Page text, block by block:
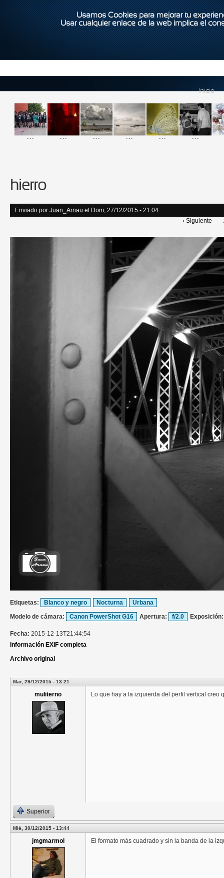
Usamos Cookies para mejorar tu
Usar cualquier enlace de la web implica el
Inicio
... ... ... ... ... ...
hierro
Enviado por Juan_Arnau el Dom, 27/12/2015 - 21:04
‹ Siguiente
Etiquetas: Blanco y negro Nocturna
Urbana
Modelo de cámara:
Canon PowerShot G16 Apertura: f/2.0
Fecha: 2015-12-13T21:44:54
Información EXIF completa
Archivo original
Mar, 29/12/2015 - 13:21
muliterno Lo que hay a la izquierda del perfil vertical creo
Superior
Mié, 30/12/2015 - 13:44
jmgmarmol El formato más cuadrado y sin la banda de la